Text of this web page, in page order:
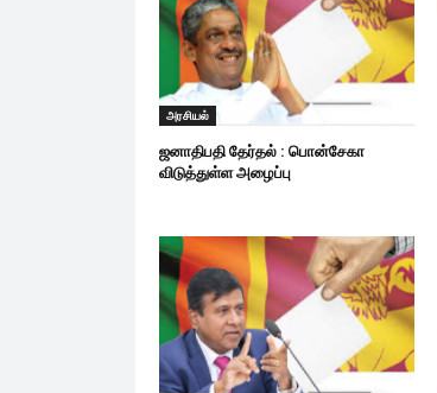
அரசியல்
ஜனாதிபதி தேர்தல் : பொன்சேகா
விடுத்துள்ள அழைப்பு